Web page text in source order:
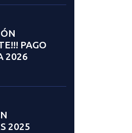
PAGO
2026
2025